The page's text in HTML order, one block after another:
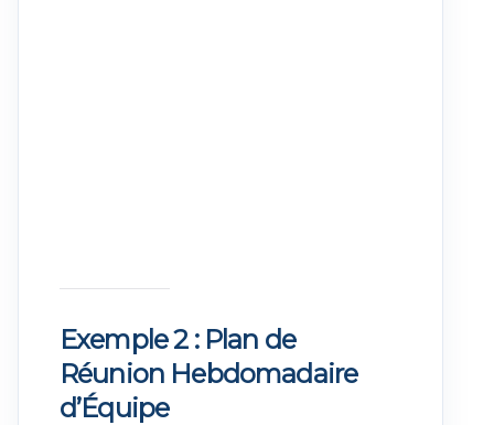
Exemple 2 : Plan de
Réunion Hebdomadaire
d’Équipe